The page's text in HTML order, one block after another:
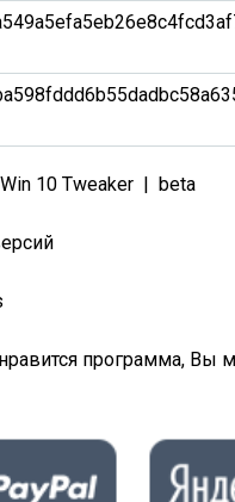
10 Tweaker | beta
программа, Вы